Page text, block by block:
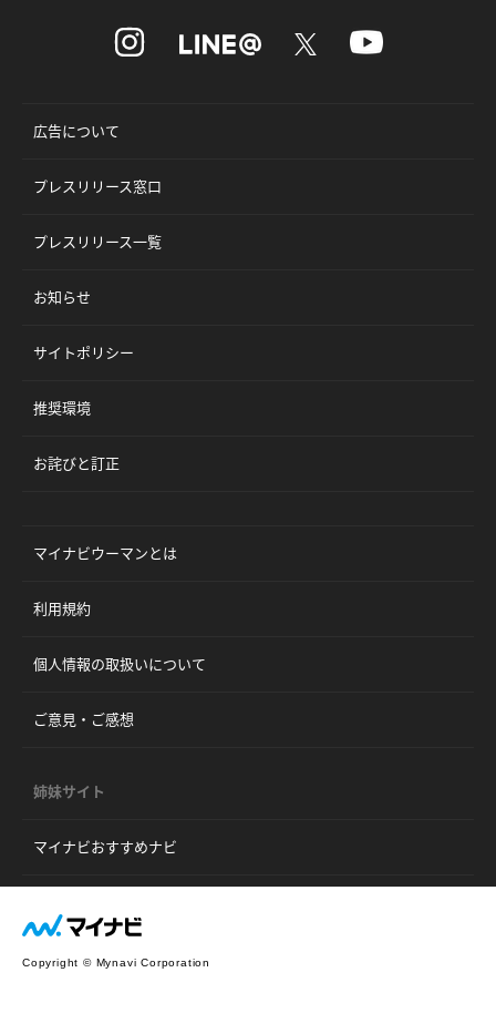
広告について
プレスリリース窓口
プレスリリース一覧
お知らせ
サイトポリシー
推奨環境
お詫びと訂正
マイナビウーマンとは
利用規約
個人情報の取扱いについて
ご意見・ご感想
姉妹サイト
マイナビおすすめナビ
Copyright © Mynavi Corporation